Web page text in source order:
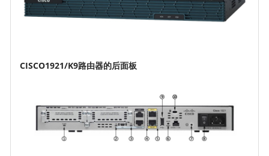
CISCO1921/K9路由器的后面板